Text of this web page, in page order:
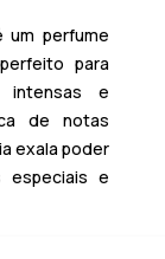
um perfume
para
intensas e
de notas
exala poder
especiais e